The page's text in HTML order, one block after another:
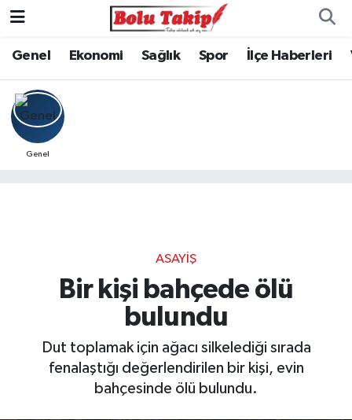
Genel Ekonomi Sağlık Spor İlçe Haberleri
Genel
ASAYIŞ
Bir kişi bahçede ölü
bulundu
Dut toplamak için ağacı silkelediği sırada
fenalaştığı değerlendirilen bir kişi, evin
bahçesinde ölü bulundu.